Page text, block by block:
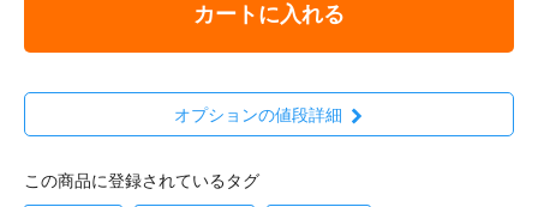
カートに入れる
オプションの値段詳細
この商品に登録されているタグ